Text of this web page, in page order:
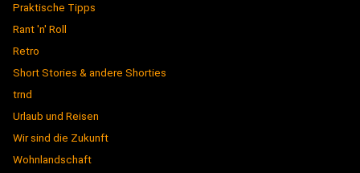
Praktische Tipps
Rant 'n' Roll
Retro
Short Stories & andere Shorties
trnd
Urlaub und Reisen
Wir sind die Zukunft
Wohnlandschaft